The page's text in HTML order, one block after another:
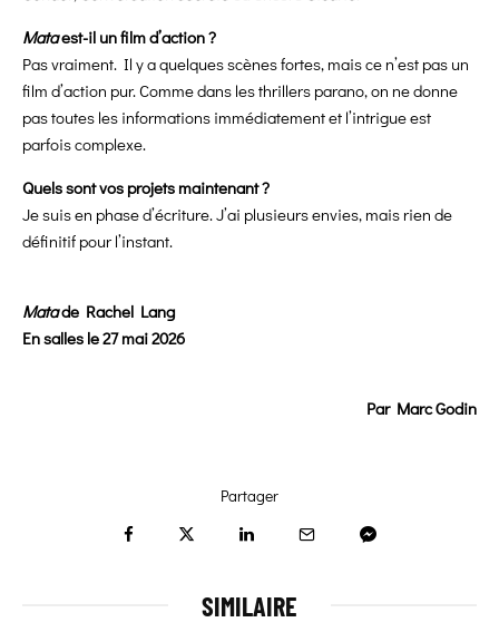
Mataest-il un film d’action ?
Pas vraiment. Il y a quelques scènes fortes, mais ce n’est pas un
film d’action pur. Comme dans les thrillers parano, on ne donne
pas toutes les informations immédiatement et l’intrigue est
parfois complexe.
Quels sont vos projets maintenant ?
Je suis en phase d’écriture. J’ai plusieurs envies, mais rien de
définitif pour l’instant.
Matade Rachel Lang
En salles le 27 mai 2026
Par Marc Godin
Partager
SIMILAIRE